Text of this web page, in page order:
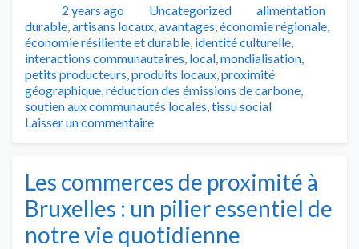
Publié2 years ago Catégories
Uncategorized Tags
alimentation
durable,artisans locaux,avantages,économie régionale,
économie résiliente et durable, identité culturelle,
interactions communautaires, local,mondialisation,
petits producteurs,produits locaux,proximité
géographique,réduction des émissions de carbone,
soutien aux communautés locales,tissu social
Laisser un commentaire
Les commerces de proximité à
Bruxelles : un pilier essentiel de
notre vie quotidienne